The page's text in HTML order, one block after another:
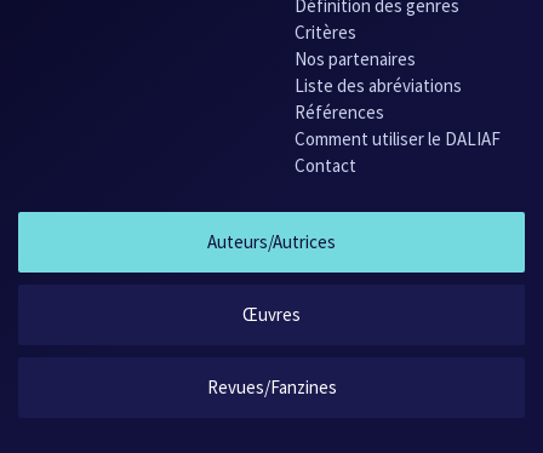
Définition des genres
Critères
Nos partenaires
Liste des abréviations
Références
Comment utiliser le DALIAF
Contact
Auteurs/Autrices
Œuvres
Revues/Fanzines